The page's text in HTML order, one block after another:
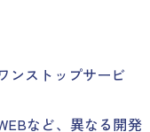
ンストップサービ
など、異なる開発